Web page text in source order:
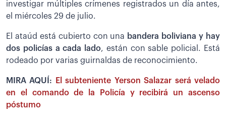
investigar múltiples crímenes registrados un día antes,
el miércoles 29 de julio.
El ataúd está cubierto con una bandera boliviana y hay
dos policías a cada lado, están con sable policial. Está
rodeado por varias guirnaldas de reconocimiento.
MIRA AQUÍ:
El subteniente Yerson Salazar será velado
en el comando de la Policía y recibirá un ascenso
póstumo